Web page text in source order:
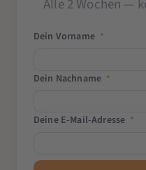
Alle 2 Wochen —
Dein Vorname *
Dein Nachname *
Deine E-Mail-Adresse *